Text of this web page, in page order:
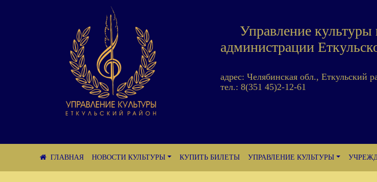
Управление
администрации
адрес: Челябинская обл., Еткульский
тел.: 8(351 45)2-12-61
НОВОСТИ КУЛЬТУРЫ КУПИТЬ БИЛЕТЫ УПРАВЛЕНИЕ КУЛЬТУРЫ